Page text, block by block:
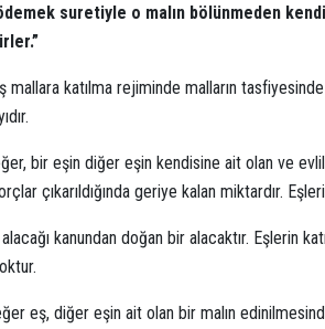
ödemek suretiyle o malın bölünmeden
mallara katılma rejiminde malların
bir eşin diğer eşin kendisine ait olan ve
çıkarıldığında geriye kalan miktardır.
alacağı kanundan doğan bir alacaktır. Eşlerin
eş, diğer eşin ait olan bir malın